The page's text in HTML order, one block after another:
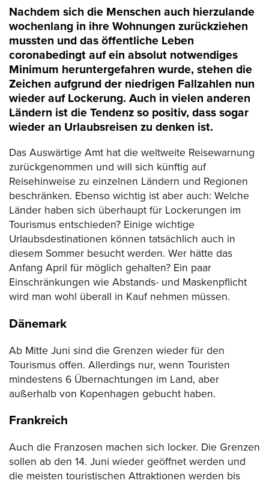
Nachdem sich die Menschen auch hierzulande
wochenlang in ihre Wohnungen zurückziehen
mussten und das öffentliche Leben
coronabedingt auf ein absolut notwendiges
Minimum heruntergefahren wurde, stehen die
Zeichen aufgrund der niedrigen Fallzahlen nun
wieder auf Lockerung. Auch in vielen anderen
Ländern ist die Tendenz so positiv, dass sogar
wieder an Urlaubsreisen zu denken ist.
Das Auswärtige Amt hat die weltweite Reisewarnung
zurückgenommen und will sich künftig auf
Reisehinweise zu einzelnen Ländern und Regionen
beschränken. Ebenso wichtig ist aber auch: Welche
Länder haben sich überhaupt für Lockerungen im
Tourismus entschieden? Einige wichtige
Urlaubsdestinationen können tatsächlich auch in
diesem Sommer besucht werden. Wer hätte das
Anfang April für möglich gehalten? Ein paar
Einschränkungen wie Abstands- und Maskenpflicht
wird man wohl überall in Kauf nehmen müssen.
Dänemark
Ab Mitte Juni sind die Grenzen wieder für den
Tourismus offen. Allerdings nur, wenn Touristen
mindestens 6 Übernachtungen im Land, aber
außerhalb von Kopenhagen gebucht haben.
Frankreich
Auch die Franzosen machen sich locker. Die Grenzen
sollen ab den 14. Juni wieder geöffnet werden und
die meisten touristischen Attraktionen werden bis